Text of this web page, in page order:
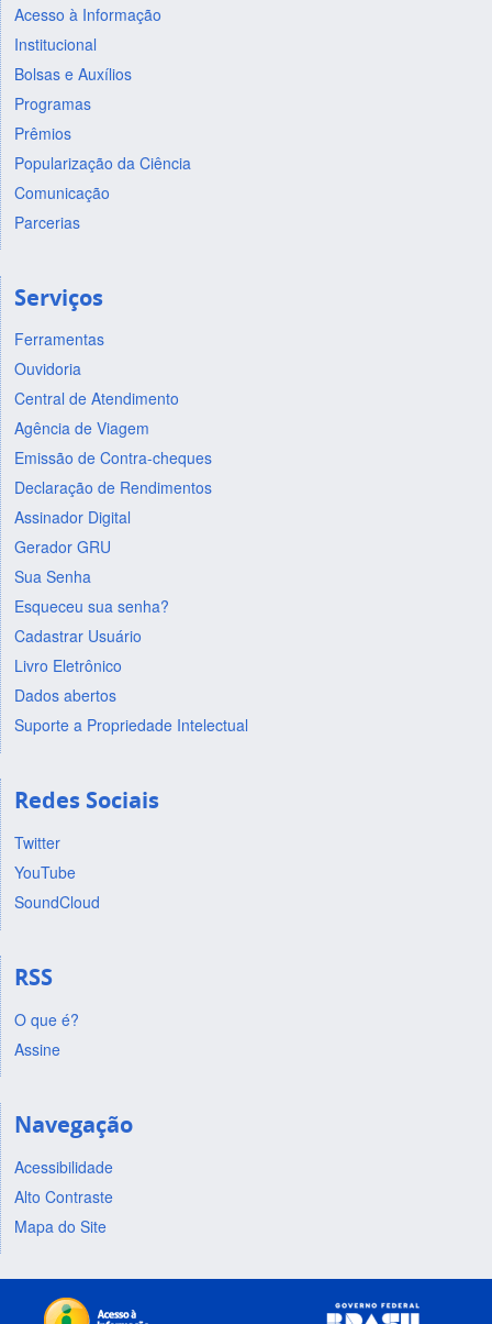
Acesso à Informação
Institucional
Bolsas e Auxílios
Programas
Prêmios
Popularização da Ciência
Comunicação
Parcerias
Serviços
Ferramentas
Ouvidoria
Central de Atendimento
Agência de Viagem
Emissão de Contra-cheques
Declaração de Rendimentos
Assinador Digital
Gerador GRU
Sua Senha
Esqueceu sua senha?
Cadastrar Usuário
Livro Eletrônico
Dados abertos
Suporte a Propriedade Intelectual
Redes Sociais
Twitter
YouTube
SoundCloud
RSS
O que é?
Assine
Navegação
Acessibilidade
Alto Contraste
Mapa do Site